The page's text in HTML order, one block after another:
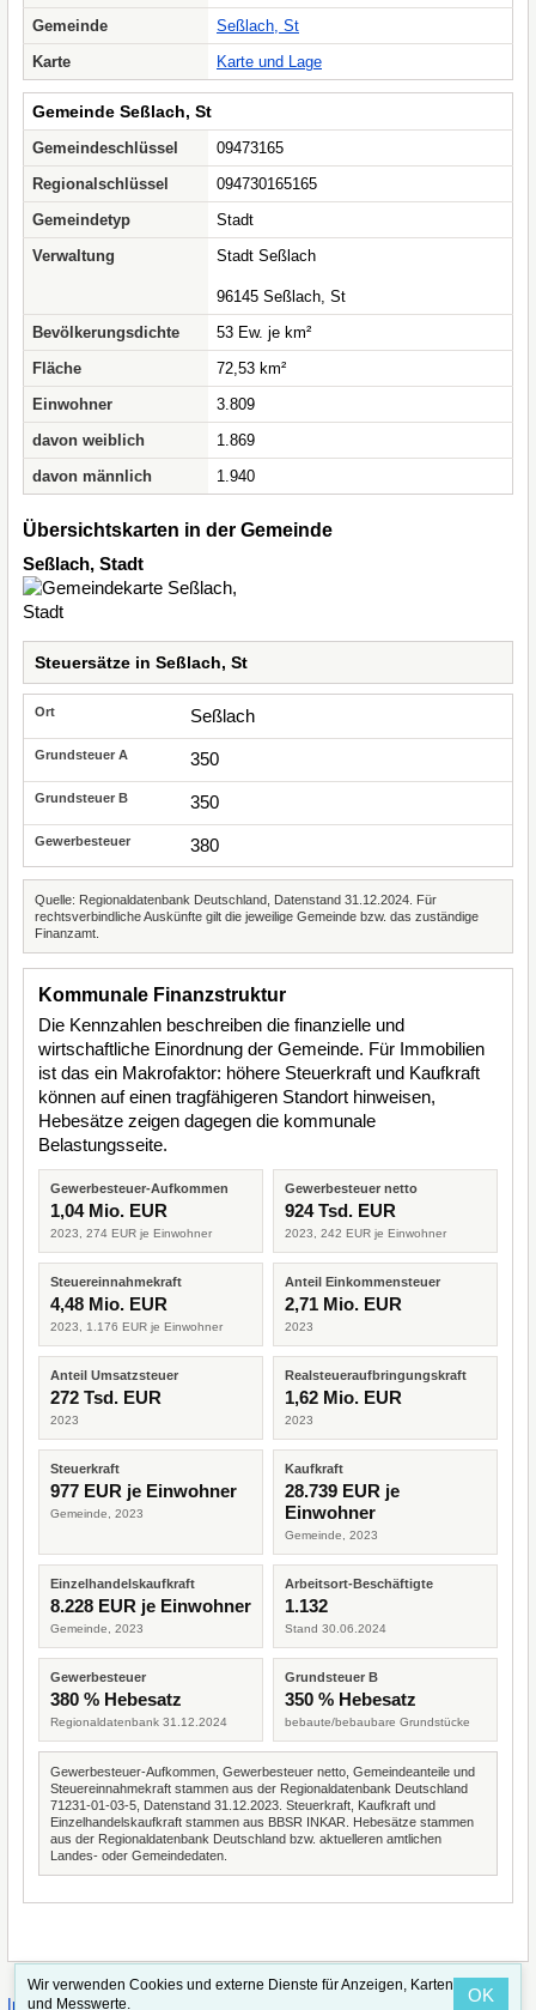
Gemeinde
Seßlach, St
Karte
Karte und Lage
Gemeinde Seßlach, St
Gemeindeschlüssel
09473165
Regionalschlüssel
094730165165
Gemeindetyp
Stadt
Verwaltung
Stadt Seßlach
96145 Seßlach, St
Bevölkerungsdichte
53 Ew. je km²
Fläche
72,53 km²
Einwohner
3.809
davon weiblich
1.869
davon männlich
1.940
Übersichtskarten in der Gemeinde
Seßlach, Stadt
Steuersätze in Seßlach, St
Seßlach
350
350
380
Quelle: Regionaldatenbank Deutschland, Datenstand 31.12.2024. Für
rechtsverbindliche Auskünfte gilt die jeweilige Gemeinde bzw. das zuständige
Finanzamt.
Kommunale Finanzstruktur
Die Kennzahlen beschreiben die finanzielle und
wirtschaftliche Einordnung der Gemeinde. Für Immobilien
ist das ein Makrofaktor: höhere Steuerkraft und Kaufkraft
können auf einen tragfähigeren Standort hinweisen,
Hebesätze zeigen dagegen die kommunale
Belastungsseite.
Gewerbesteuer-Aufkommen
1,04 Mio. EUR
2023, 274 EUR je Einwohner
Gewerbesteuer netto
924 Tsd. EUR
2023, 242 EUR je Einwohner
Steuereinnahmekraft
4,48 Mio. EUR
2023, 1.176 EUR je Einwohner
Anteil Einkommensteuer
2,71 Mio. EUR
2023
Anteil Umsatzsteuer
272 Tsd. EUR
2023
Realsteueraufbringungskraft
1,62 Mio. EUR
2023
Steuerkraft
977 EUR je Einwohner
Gemeinde, 2023
Kaufkraft
28.739 EUR je
Einwohner
Gemeinde, 2023
Einzelhandelskaufkraft
8.228 EUR je Einwohner
Gemeinde, 2023
Arbeitsort-Beschäftigte
1.132
Stand 30.06.2024
Gewerbesteuer
380 % Hebesatz
Regionaldatenbank 31.12.2024
Grundsteuer B
350 % Hebesatz
bebaute/bebaubare Grundstücke
Gewerbesteuer-Aufkommen, Gewerbesteuer netto, Gemeindeanteile und
Steuereinnahmekraft stammen aus der Regionaldatenbank Deutschland
71231-01-03-5, Datenstand 31.12.2023. Steuerkraft, Kaufkraft und
Einzelhandelskaufkraft stammen aus BBSR INKAR. Hebesätze stammen
aus der Regionaldatenbank Deutschland bzw. aktuelleren amtlichen
Landes- oder Gemeindedaten.
Impressum·Straßenindex
Wir verwenden Cookies und externe Dienste für Anzeigen, Karten
und Messwerte.
OK